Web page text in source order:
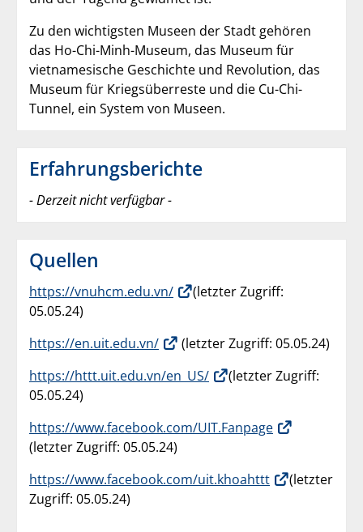
Zu den wichtigsten Museen der Stadt gehören
das Ho-Chi-Minh-Museum, das Museum für
vietnamesische Geschichte und Revolution, das
Museum für Kriegsüberreste und die Cu-Chi-
Tunnel, ein System von Museen.
Erfahrungsberichte
- Derzeit nicht verfügbar -
Quellen
https://vnuhcm.edu.vn/
(letzter Zugriff:
05.05.24)
https://en.uit.edu.vn/
(letzter Zugriff: 05.05.24)
https://httt.uit.edu.vn/en_US/
(letzter Zugriff:
05.05.24)
https://www.facebook.com/UIT.Fanpage
(letzter Zugriff: 05.05.24)
https://www.facebook.com/uit.khoahttt
(letzter
Zugriff: 05.05.24)